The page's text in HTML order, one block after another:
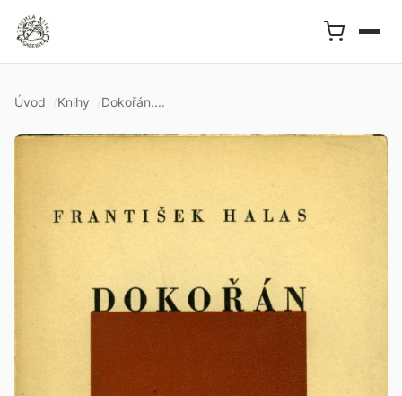
Úvod Knihy Dokořán....